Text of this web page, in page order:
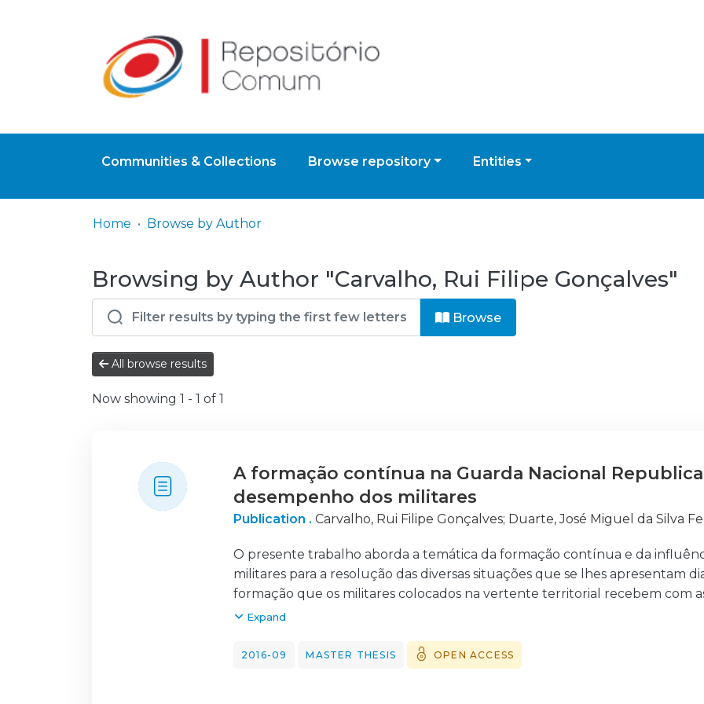
Communities & Collections Browse repository Entities
Home Browse by Author
Browsing by Author "Carvalho, Rui Filipe Gonçalves"
Browse
All browse results
Now showing 1 - 1 of 1
A formação contínua na Guarda Nacional
desempenho dos militares
Publication . Carvalho, Rui Filipe Gonçalves; Duarte, José Miguel da Silva
O presente trabalho aborda a temática da formação contínua e da
militares para a resolução das diversas situações que se lhes apresentam
formação que os militares colocados na vertente territorial recebem com
ocorrências em que têm de intervir.
fundamental na resolução dos incidentes diários e na forma de atuação.
é necessário que primeiramente se atinjam os objetivos específicos que
formação no Comando Territorial de Lisboa, bem como que áreas são
Expand
2016-09 MASTER THESIS OPEN ACCESS